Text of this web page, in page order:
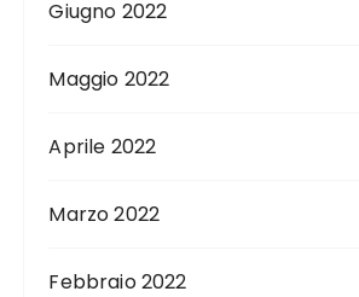
Giugno 2022
Maggio 2022
Aprile 2022
Marzo 2022
Febbraio 2022